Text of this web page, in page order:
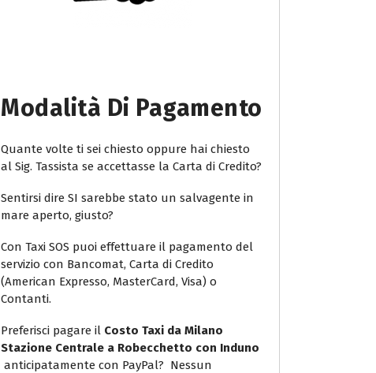
Modalità Di Pagamento
Quante volte ti sei chiesto oppure hai chiesto
al Sig. Tassista se accettasse la Carta di Credito?
Sentirsi dire SI sarebbe stato un salvagente in
mare aperto, giusto?
Con Taxi SOS puoi effettuare il pagamento del
servizio con Bancomat, Carta di Credito
(American Expresso, MasterCard, Visa) o
Contanti.
Preferisci pagare il Costo Taxi da Milano
Stazione Centrale a Robecchetto con Induno
anticipatamente con PayPal? Nessun